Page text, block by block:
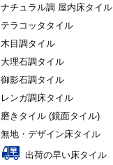
ナチュラル調 屋内床タイル
テラコッタタイル
木目調タイル
大理石調タイル
御影石調タイル
レンガ調床タイル
磨きタイル (鏡面タイル)
無地・デザイン床タイル
出荷の早い床タイル